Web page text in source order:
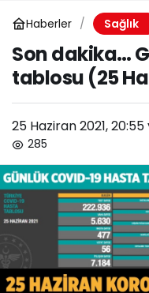
Haberler Sağlık
Son dakika…
tablosu (25
25 Haziran 2021, 20:55
285